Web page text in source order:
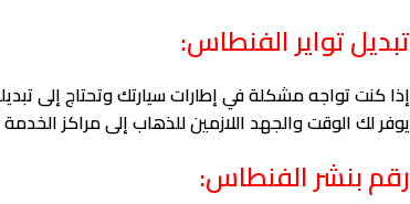
تبديل تواير الفنطاس:
إذا كنت تواجه مشكلة في إطارات سيارتك وتحتاج إلى
يوفر لك الوقت والجهد اللازمين للذهاب إلى مراكز الخدمة
رقم بنشر الفنطاس: